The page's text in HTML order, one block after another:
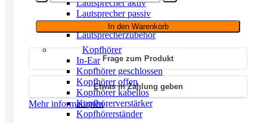
Lautsprecher aktiv
Lautsprecher passiv
Netzwerk/Wifi Lautsprecher
Lautsprecherzubehör
Kopfhörer
In-Ear
Kopfhörer geschlossen
Kopfhörer offen
Kopfhörer kabellos
Kopfhörerverstärker
Kopfhörerständer
smart
phono
Menge
In den Warenkorb
Frage zum Produkt
Etwas in Zahlung geben
Mehr informationen